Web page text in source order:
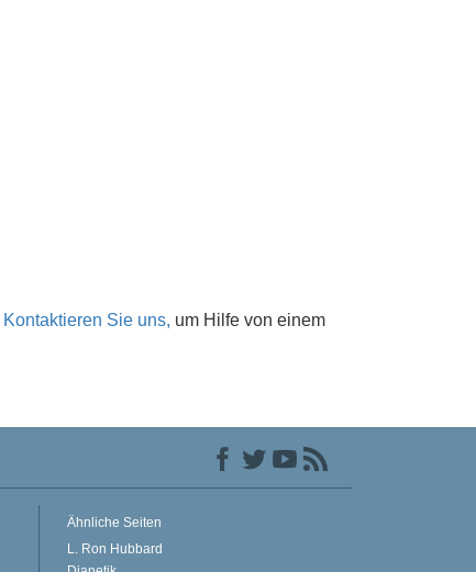
Kontaktieren Sie uns, um Hilfe von einem
Ähnliche Seiten
L. Ron Hubbard